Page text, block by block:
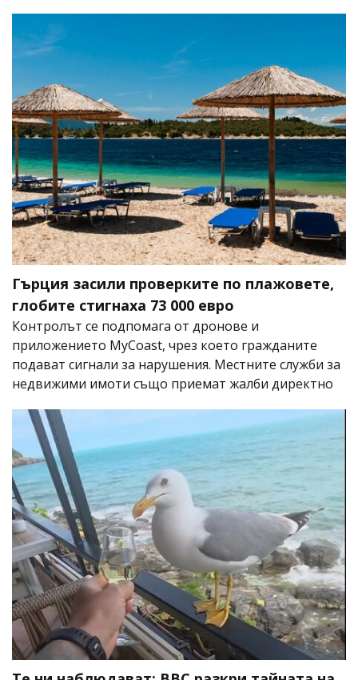
Гърция засили проверките по плажовете,
глобите стигнаха 73 000 евро
Контролът се подпомага от дронове и
приложението MyCoast, чрез което гражданите
подават сигнали за нарушения. Местните служби за
недвижими имоти също приемат жалби директно